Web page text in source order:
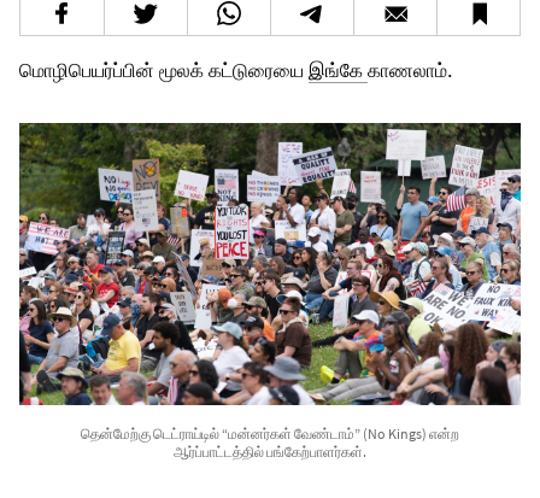
மொழிபெயர்ப்பின் மூலக் கட்டுரையை இங்கேகாணலாம்.
தென்மேற்கு டெட்ராய்டில் “மன்னர்கள் வேண்டாம்” (No Kings) என்ற
ஆர்ப்பாட்டத்தில் பங்கேற்பாளர்கள்.